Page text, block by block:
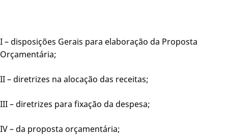
I – disposições Gerais para elaboração da Proposta
Orçamentária;
II – diretrizes na alocação das receitas;
III – diretrizes para fixação da despesa;
IV – da proposta orçamentária;